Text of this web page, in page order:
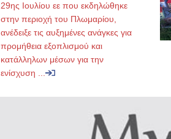
29ης Ιουλίου εε που εκδηλώθηκε
στην περιοχή του Πλωμαρίου,
ανέδειξε τις αυξημένες ανάγκες για
προμήθεια εξοπλισμού και
κατάλληλων μέσων για την
ενίσχυση ...